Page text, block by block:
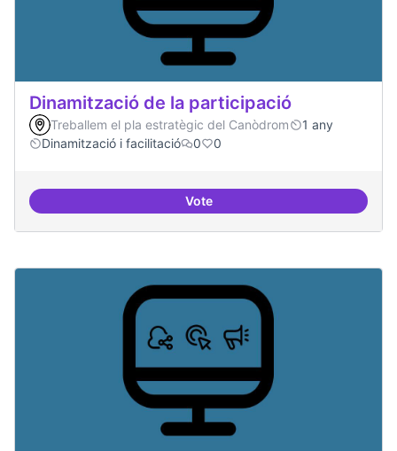
Dinamització de la participació
Treballem el pla estratègic del Canòdrom
1 any
Dinamització i facilitació
0 0
VoteDinamització de la participació